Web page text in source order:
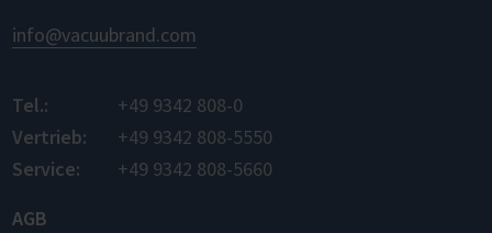
info@vacuubrand.com
Tel.:
+49 9342 808-0
Vertrieb:
+49 9342 808-5550
Service:
+49 9342 808-5660
AGB